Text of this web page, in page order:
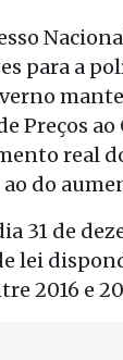
para a
Preços
real
do
31 de
lei
2016 e